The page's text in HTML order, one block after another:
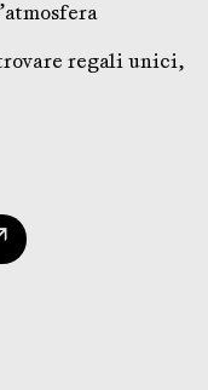
regali unici,